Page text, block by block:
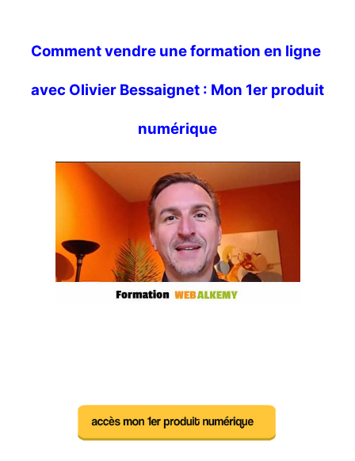
Comment vendre une formation en ligne
avec Olivier Bessaignet : Mon 1er produit
numérique